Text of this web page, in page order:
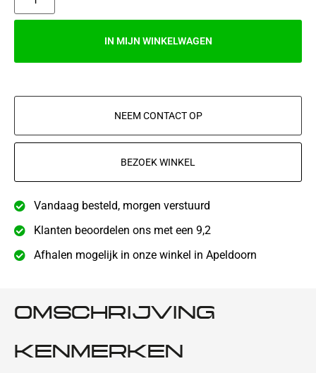
IN MIJN WINKELWAGEN
NEEM CONTACT OP
BEZOEK WINKEL
Vandaag besteld, morgen verstuurd
Klanten beoordelen ons met een 9,2
Afhalen mogelijk in onze winkel in Apeldoorn
OMSCHRIJVING
KENMERKEN